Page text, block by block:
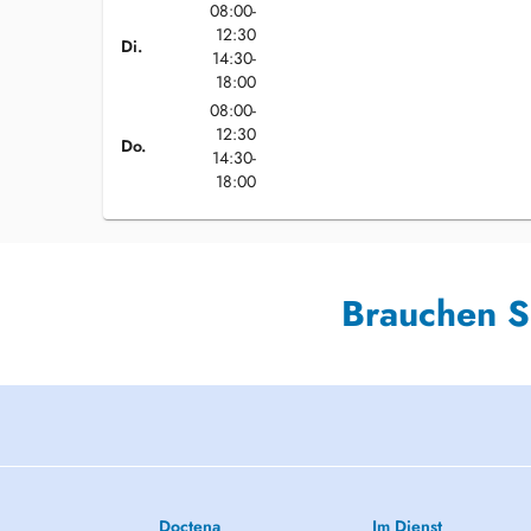
Di.
08:00-
12:30
14:30-
18:00
Do.
08:00-
12:30
14:30-
18:00
Brauchen
Doctena Im Dienst